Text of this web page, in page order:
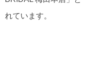
れています。